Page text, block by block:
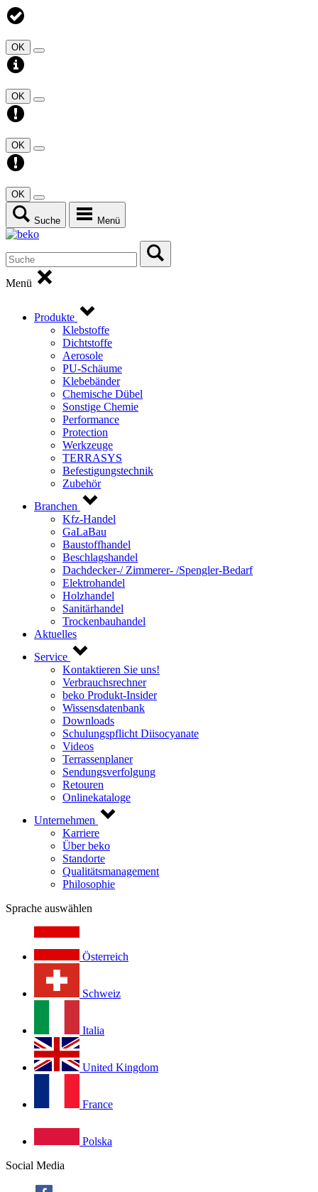
OK
OK
OK
OK
Suche Menü
Menü
Produkte
Klebstoffe
Dichtstoffe
Aerosole
PU-Schäume
Klebebänder
Chemische Dübel
Sonstige Chemie
Performance
Protection
Werkzeuge
TERRASYS
Befestigungstechnik
Zubehör
Branchen
Kfz-Handel
GaLaBau
Baustoffhandel
Beschlagshandel
Dachdecker-/ Zimmerer- /Spengler-Bedarf
Elektrohandel
Holzhandel
Sanitärhandel
Trockenbauhandel
Aktuelles
Service
Kontaktieren Sie uns!
Verbrauchsrechner
beko Produkt-Insider
Wissensdatenbank
Downloads
Schulungspflicht Diisocyanate
Videos
Terrassenplaner
Sendungsverfolgung
Retouren
Onlinekataloge
Unternehmen
Karriere
Über beko
Standorte
Qualitätsmanagement
Philosophie
Sprache auswählen
Österreich
Schweiz
Italia
United Kingdom
France
Polska
Social Media